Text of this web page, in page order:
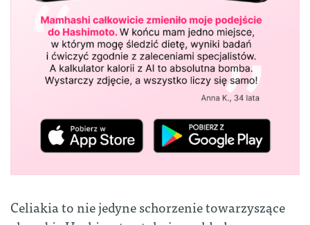
Celiakia to nie jedyne schorzenie towarzyszące